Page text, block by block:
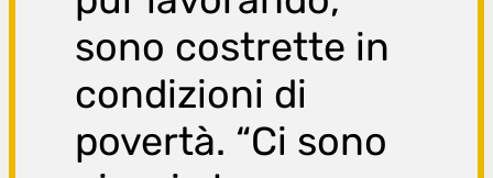
sono costrette in
condizioni di
povertà. “Ci sono